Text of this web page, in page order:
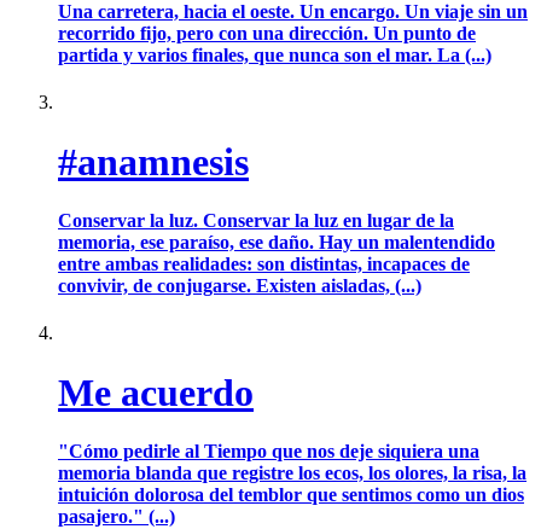
Una carretera, hacia el oeste. Un encargo. Un viaje sin un
recorrido fijo, pero con una dirección. Un punto de
partida y varios finales, que nunca son el mar. La (...)
#anamnesis
Conservar la luz. Conservar la luz en lugar de la
memoria, ese paraíso, ese daño. Hay un malentendido
entre ambas realidades: son distintas, incapaces de
convivir, de conjugarse. Existen aisladas, (...)
Me acuerdo
"Cómo pedirle al Tiempo que nos deje siquiera una
memoria blanda que registre los ecos, los olores, la risa, la
intuición dolorosa del temblor que sentimos como un dios
pasajero." (...)